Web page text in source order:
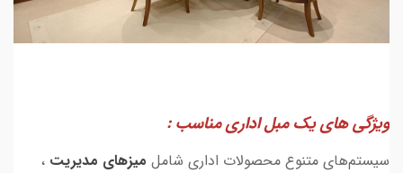
ویژگی های یک مبل اداری مناسب :
سیستم‌های متنوع محصولات اداری شامل میزهای مدیریت ،